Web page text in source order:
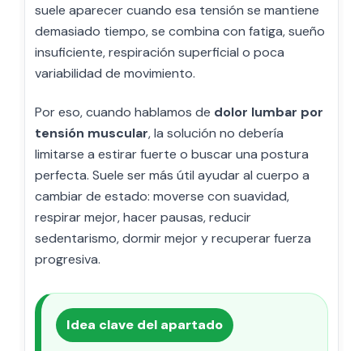
suele aparecer cuando esa tensión se mantiene
demasiado tiempo, se combina con fatiga, sueño
insuficiente, respiración superficial o poca
variabilidad de movimiento.
Por eso, cuando hablamos de dolor lumbar por
tensión muscular, la solución no debería
limitarse a estirar fuerte o buscar una postura
perfecta. Suele ser más útil ayudar al cuerpo a
cambiar de estado: moverse con suavidad,
respirar mejor, hacer pausas, reducir
sedentarismo, dormir mejor y recuperar fuerza
progresiva.
Idea clave del apartado